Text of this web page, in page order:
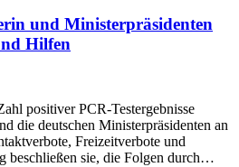
und Ministerpräsidenten
Hilfen
positiver PCR-Testergebnisse
die deutschen Ministerpräsidenten an
Freizeitverbote und
beschließen sie, die Folgen durch…